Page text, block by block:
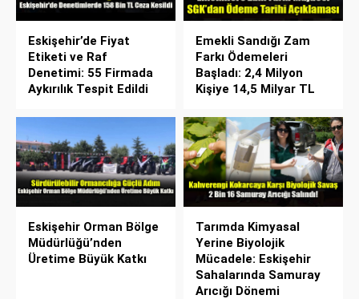
Eskişehir’de Fiyat
Etiketi ve Raf
Denetimi: 55 Firmada
Aykırılık Tespit Edildi
Emekli Sandığı Zam
Farkı Ödemeleri
Başladı: 2,4 Milyon
Kişiye 14,5 Milyar TL
Eskişehir Orman Bölge
Müdürlüğü’nden
Üretime Büyük Katkı
Tarımda Kimyasal
Yerine Biyolojik
Mücadele: Eskişehir
Sahalarında Samuray
Arıcığı Dönemi